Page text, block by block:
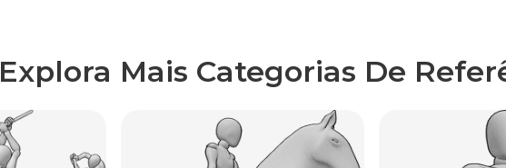
Explora Mais Categorias De